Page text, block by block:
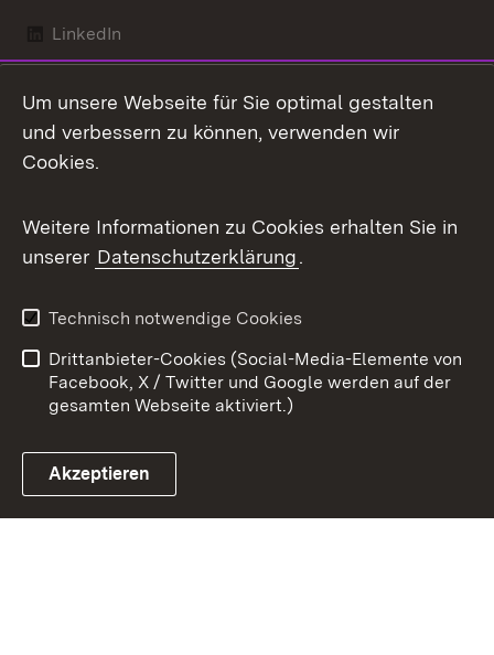
LinkedIn
X / Twitter
Youtube
Link zum Landesportal
Kontakt
Datenschutz
Barrierefreiheit
Impressum
Cookies
Um unsere Webseite für Sie optimal gestalten
und verbessern zu können, verwenden wir
Cookies.
Weitere Informationen zu Cookies erhalten Sie in
unserer Datenschutzerklärung.
Technisch notwendige Cookies
Drittanbieter-Cookies (Social-Media-Elemente von
Facebook, X / Twitter und Google werden auf der
gesamten Webseite aktiviert.)
Akzeptieren